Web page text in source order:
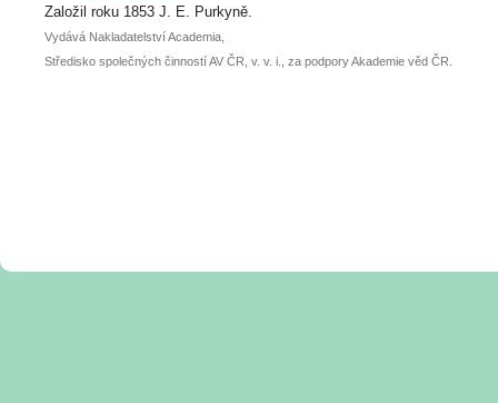
posteru je už 30. června.
Založil roku 1853 J. E. Purkyně.
Vydává Nakladatelství Academia,
Středisko společných činností AV ČR, v. v. i., za podpory Akademie věd ČR.